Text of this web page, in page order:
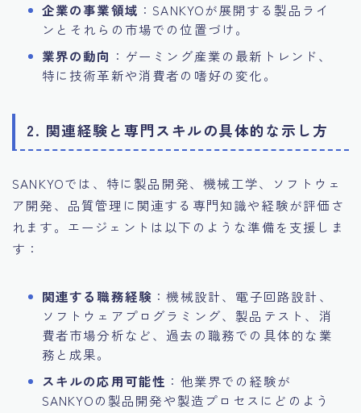
企業の事業領域 ：SANKYOが展開する製品ライ
ンとそれらの市場での位置づけ。
業界の動向 ：ゲーミング産業の最新トレンド、
特に技術革新や消費者の嗜好の変化。
2. 関連経験と専門スキルの具体的な示し方
SANKYOでは、特に製品開発、機械工学、ソフトウェ
ア開発、品質管理に関連する専門知識や経験が評価さ
れます。エージェントは以下のような準備を支援しま
す：
関連する職務経験 ：機械設計、電子回路設計、
ソフトウェアプログラミング、製品テスト、消
費者市場分析など、過去の職務での具体的な業
務と成果。
スキルの応用可能性 ：他業界での経験が
SANKYOの製品開発や製造プロセスにどのよう